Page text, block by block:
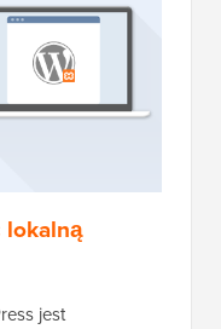
lokalną
jest